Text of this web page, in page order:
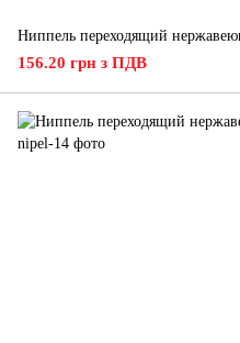
Ниппель переходящий
156.20 грн з ПДВ